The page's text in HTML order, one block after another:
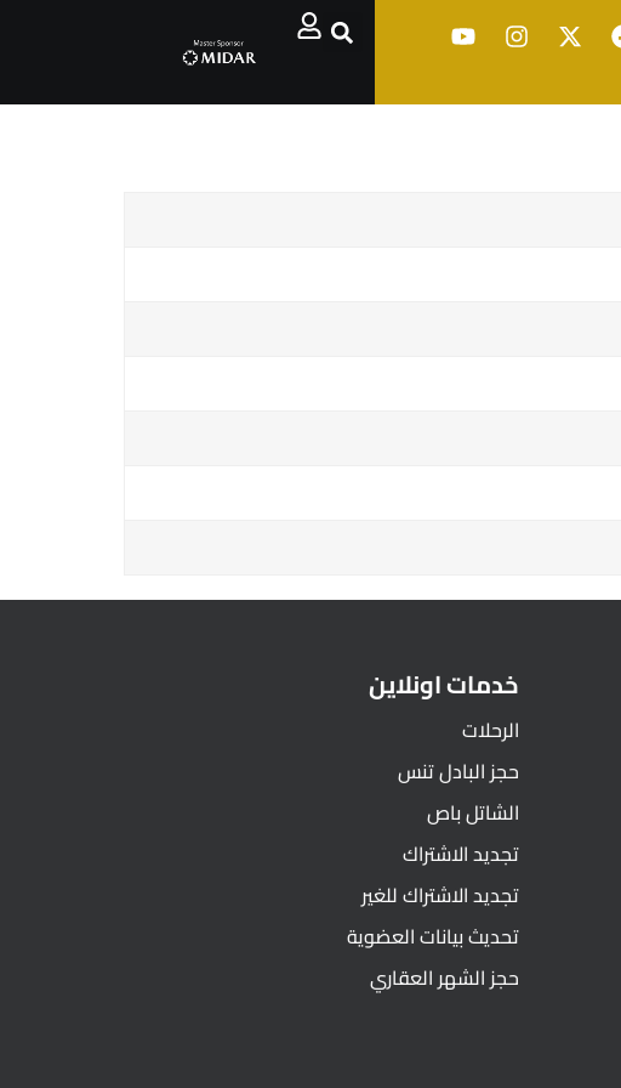
خدمات اونلاين
الرحلات
حجز البادل تنس
الشاتل باص
تجديد الاشتراك
تجديد الاشتراك للغير
تحديث بيانات العضوية
حجز الشهر العقاري